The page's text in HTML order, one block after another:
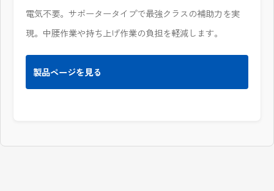
電気不要。サポータータイプで最強クラスの補助力を実
現。中腰作業や持ち上げ作業の負担を軽減します。
製品ページを見る